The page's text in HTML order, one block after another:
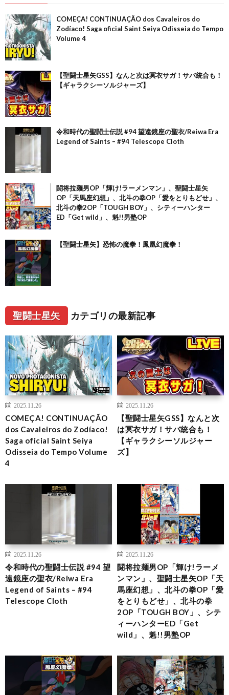
COMEÇA! CONTINUAÇÃO dos Cavaleiros do
Zodíaco! Saga oficial Saint Seiya Odisseia do Tempo
Volume 4
【聖闘士星矢GSS】なんと次は冥衣サガ！サバ統合も！
【ギャラクシーソルジャーズ】
令和時代の聖闘士伝説 #94 望遠鏡座の聖衣/Reiwa Era
Legend of Saints – #94 Telescope Cloth
闘将拉麺男OP「輝け!ラーメンマン」、聖闘士星矢
OP「天馬座幻想」、北斗の拳OP「愛をとりもどせ」、
北斗の拳2OP「TOUGH BOY」、シティーハンター
ED「Get wild」、魁!!男塾OP
【聖闘士星矢】恐怖の魔拳！鳳凰幻魔拳！
聖闘士星矢 カテゴリの最新記事
2025.11.26
COMEÇA! CONTINUAÇÃO
dos Cavaleiros do Zodíaco!
Saga oficial Saint Seiya
Odisseia do Tempo Volume
4
2025.11.26
【聖闘士星矢GSS】なんと次
は冥衣サガ！サバ統合も！
【ギャラクシーソルジャー
ズ】
2025.11.26
令和時代の聖闘士伝説 #94 望
遠鏡座の聖衣/Reiwa Era
Legend of Saints – #94
Telescope Cloth
2025.11.26
闘将拉麺男OP「輝け!ラーメ
ンマン」、聖闘士星矢OP「天
馬座幻想」、北斗の拳OP「愛
をとりもどせ」、北斗の拳
2OP「TOUGH BOY」、シテ
ィーハンターED「Get
wild」、魁!!男塾OP